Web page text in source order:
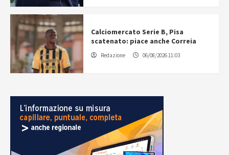
Calciomercato Serie B, Pisa
scatenato: piace anche Correia
Redazione 06/08/2026 11:03